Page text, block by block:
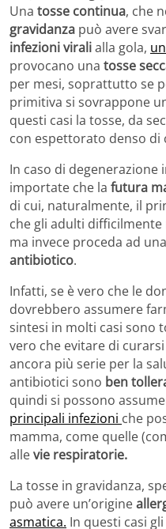
Una tosse continua, che
gravidanza può avere
infezioni viralialla gola,
provocano una tosse
per mesi, soprattutto se
primitiva si sovrappone
questi casi la tosse, da
con espettorato denso di
In caso di degenerazione
importate che la futura
di cui, naturalmente, il
che gli adulti
ma invece proceda ad una
antibiotico.
Infatti, se è vero che le
dovrebbero assumere
sintesi in molti casi sono
vero che evitare di
ancora più serie per la
antibiotici sono ben
quindi si possono
principali infezioni che
mamma, come quelle
allevie respiratorie.
La tosse in gravidanza,
può avere un’origine
asmatica. In questi casi